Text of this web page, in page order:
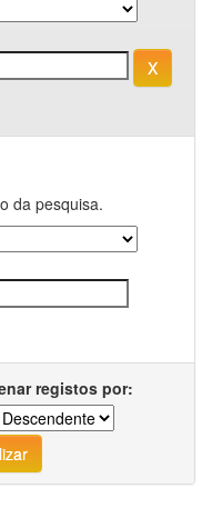
da pesquisa.
registos por: